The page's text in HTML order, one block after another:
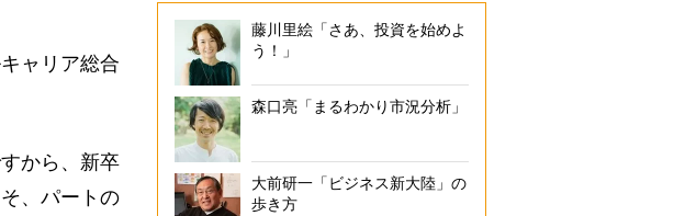
ャリア総合
から、新卒
、パートの
藤川里絵「さあ、投資を始めよ
う！」
森口亮「まるわかり市況分析」
大前研一「ビジネス新大陸」の
歩き方